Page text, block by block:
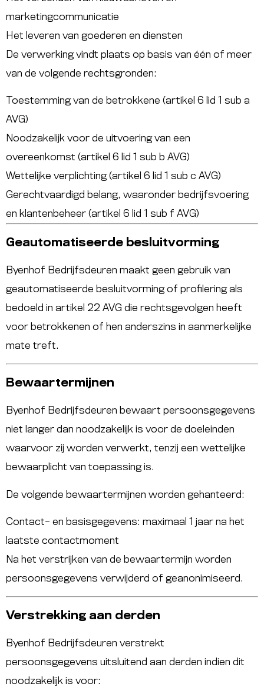
marketingcommunicatie
Het leveren van goederen en diensten
De verwerking vindt plaats op basis van één of meer
van de volgende rechtsgronden:
Toestemming van de betrokkene (artikel 6 lid 1 sub a
AVG)
Noodzakelijk voor de uitvoering van een
overeenkomst (artikel 6 lid 1 sub b AVG)
Wettelijke verplichting (artikel 6 lid 1 sub c AVG)
Gerechtvaardigd belang, waaronder bedrijfsvoering
en klantenbeheer (artikel 6 lid 1 sub f AVG)
Geautomatiseerde besluitvorming
Byenhof Bedrijfsdeuren maakt geen gebruik van
geautomatiseerde besluitvorming of profilering als
bedoeld in artikel 22 AVG die rechtsgevolgen heeft
voor betrokkenen of hen anderszins in aanmerkelijke
mate treft.
Bewaartermijnen
Byenhof Bedrijfsdeuren bewaart persoonsgegevens
niet langer dan noodzakelijk is voor de doeleinden
waarvoor zij worden verwerkt, tenzij een wettelijke
bewaarplicht van toepassing is.
De volgende bewaartermijnen worden gehanteerd:
Contact- en basisgegevens: maximaal 1 jaar na het
laatste contactmoment
Na het verstrijken van de bewaartermijn worden
persoonsgegevens verwijderd of geanonimiseerd.
Verstrekking aan derden
Byenhof Bedrijfsdeuren verstrekt
persoonsgegevens uitsluitend aan derden indien dit
noodzakelijk is voor: